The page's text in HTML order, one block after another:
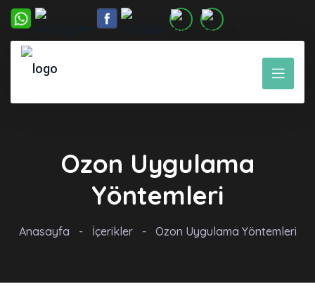
Ozon Uygulama
Yöntemleri
Anasayfa - İçerikler - Ozon Uygulama Yöntemleri